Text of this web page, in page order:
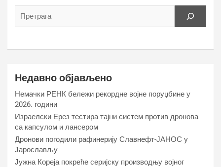
Недавно објављено
Немачки РЕНК бележи рекордне војне поруџбине у
2026. години
Израелски Ерез тестира тајни систем против дронова
са капсулом и лансером
Дронови погодили рафинерију Славнефт-ЈАНОС у
Јарослављу
Јужна Кореја покреће серијску производњу војног